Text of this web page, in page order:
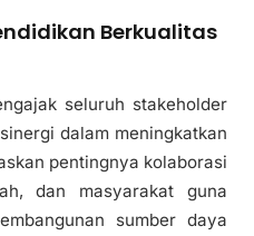
Berkualitas
seluruh stakeholder
dalam meningkatkan
pentingnya kolaborasi
dan masyarakat guna
sumber daya